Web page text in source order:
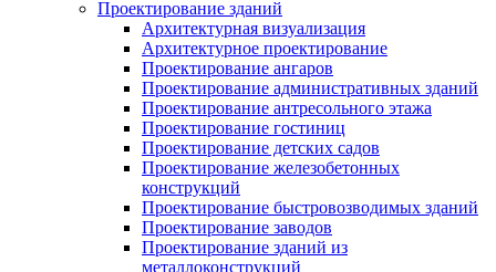
Проектирование зданий
Архитектурная визуализация
Архитектурное проектирование
Проектирование ангаров
Проектирование административных зданий
Проектирование антресольного этажа
Проектирование гостиниц
Проектирование детских садов
Проектирование железобетонных
конструкций
Проектирование быстровозводимых зданий
Проектирование заводов
Проектирование зданий из
металлоконструкций